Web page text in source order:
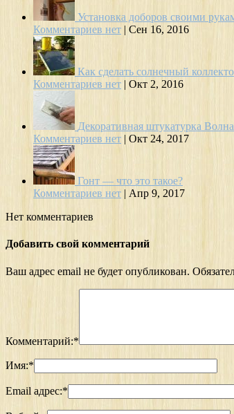
Установка доборов своими
Комментариев нет | Сен 16, 2016
Как сделать солнечный
Комментариев нет | Окт 2, 2016
Декоративная штукатурка Волна
Комментариев нет | Окт 24, 2017
Гонт — что это такое?
Комментариев нет | Апр 9, 2017
Нет комментариев
Добавить свой комментарий
Ваш адрес email не будет опубликован.
Комментарий:*
Имя:*
Email адрес:*